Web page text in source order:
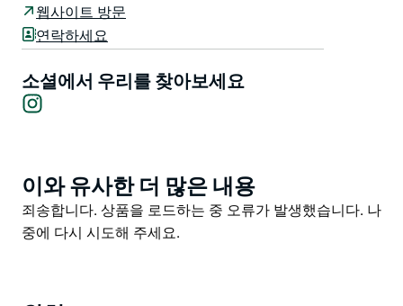
게 보존되어 있습니다.
20세기 초반의 우레 같은 엔진에서 20세기 중반의 경이
도록 초대하여 인간의 독창성 회복력 열정을 기념합니다.
포스터 사진 기념품과 같은 유물은 모터사이클의 활기찬
Macleays는 열광적인 사람과 초보자를 위한 곳으로 오토
바이의 예술과 유산에 대한 공동의 감사를 촉진합니다.
웹사이트 방문
연락하세요
소셜에서 우리를 찾아보세요
Product
List
이와 유사한 더 많은 내용
Product
List
죄송합니다. 상품을 로드하는 중 오류가 발생했습니다. 나
중에 다시 시도해 주세요.